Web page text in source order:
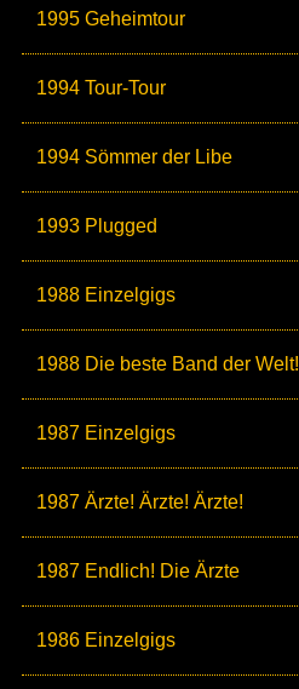
1995 Geheimtour
1994 Tour-Tour
1994 Sömmer der Libe
1993 Plugged
1988 Einzelgigs
1988 Die beste Band der Welt!
1987 Einzelgigs
1987 Ärzte! Ärzte! Ärzte!
1987 Endlich! Die Ärzte
1986 Einzelgigs